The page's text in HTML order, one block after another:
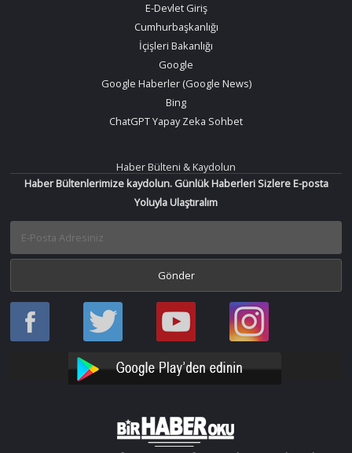
E-Devlet Giriş
Cumhurbaşkanlığı
İçişleri Bakanlığı
Google
Google Haberler (Google News)
Bing
ChatGPT Yapay Zeka Sohbet
Haber Bülteni & Kaydolun
Haber Bültenlerimize kaydolun. Günlük Haberleri Sizlere E-posta
Yoluyla Ulaştıralım
Haber
Oku
Haber
Oku
Bir
Haber
YouTube
Bir
Haber
Instagram